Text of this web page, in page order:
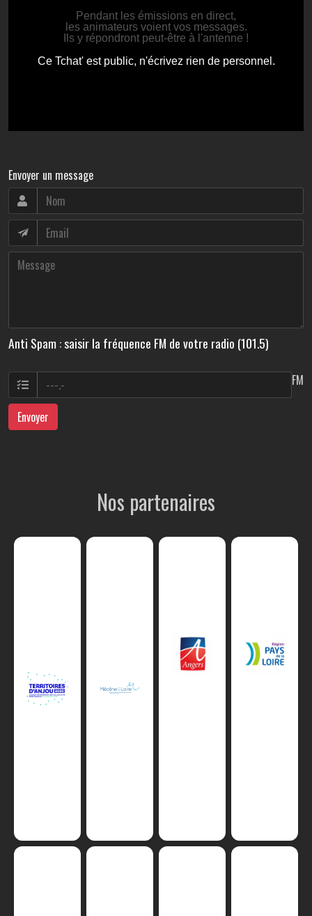
Envoyer un message
Anti Spam : saisir la fréquence FM de votre radio (101.5)
FM
Envoyer
Nos partenaires